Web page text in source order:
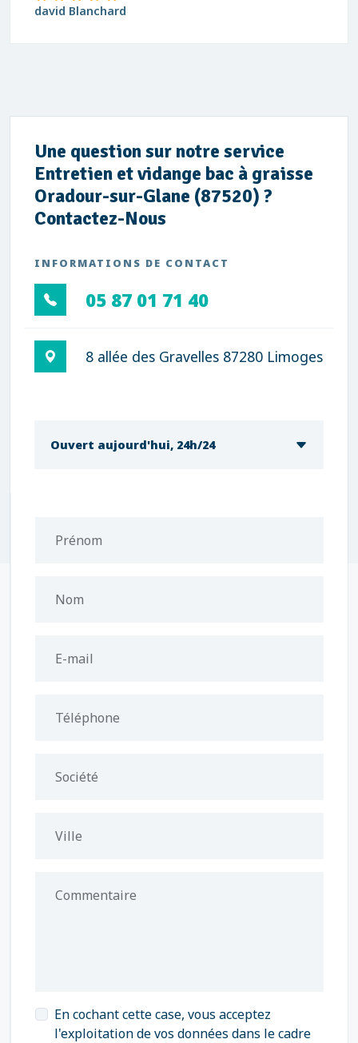
david Blanchard
Une question sur notre service
Entretien et vidange bac à graisse
Oradour-sur-Glane (87520) ?
Contactez-Nous
INFORMATIONS DE CONTACT
05 87 01 71 40
8 allée des Gravelles 87280 Limoges
Ouvert aujourd'hui, 24h/24
Prénom
Nom
E-mail
Téléphone
Société
Ville
Commentaire
En cochant cette case, vous acceptez
l'exploitation de vos données dans le cadre